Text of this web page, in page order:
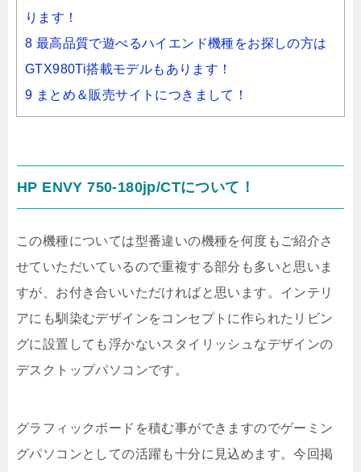
ります！
8 最高品質で遊べるハイエンド機種をお探しの方は
GTX980Ti搭載モデルもあります！
9 まとめ＆販売サイトにつきまして！
HP ENVY 750-180jp/CTについて！
この機種については型番違いの機種を何度もご紹介さ
せていただいているので重複する部分も多いと思いま
すが、お付き合いいただければと思います。インテリ
アにも馴染むデザインをコンセプトに作られたリビン
グに設置しても浮かないスタイリッシュなデザインの
デスクトップパソコンです。
グラフィックボードを積む事ができますのでゲーミン
グパソコンとしての活躍も十分に見込めます。今回掲